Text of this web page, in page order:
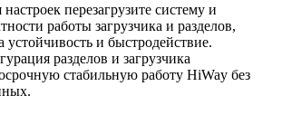
перезагрузите систему и
работы загрузчика и разделов,
устойчивость и быстродействие.
разделов и загрузчика
стабильную работу HiWay без